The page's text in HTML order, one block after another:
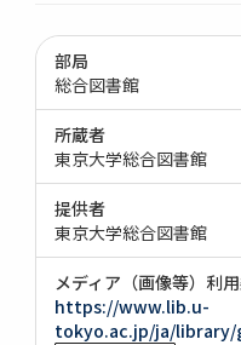
部局
総合図書館
所蔵者
東京大学総合図書館
提供者
東京大学総合図書館
メディア（画像等）利
https://www.lib.u-
tokyo.ac.jp/ja/library/